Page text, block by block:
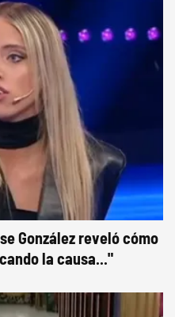
González reveló cómo
la causa..."